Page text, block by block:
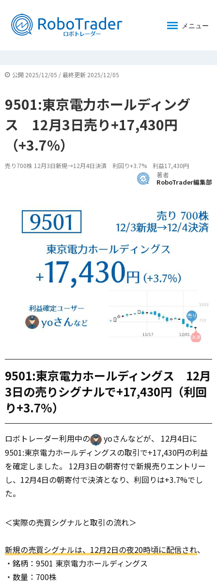
メニュー
公開 2025/12/05 / 最終更新 2025/12/05
9501:東京電力ホールディング
ス 12月3日売り+17,430円
（+3.7%）
売り700株 12月3日新規→12月4日決済 利回り+3.7% 利益17,430円
著者
RoboTrader編集部
9501:東京電力ホールディングス 12月
3日の売りシグナルで+17,430円（利回
り+3.7%）
ロボトレーダー利用中の
yoさんなどが、 12月4日に
9501:東京電力ホールディングスの取引で+17,430円の利益
を確定しました。 12月3日の朝寄付で新規売りエントリー
し、12月4日の朝寄付で決済となり、利回りは+3.7%でし
た。
＜実際の売買シグナルと取引の流れ＞
新規の売買シグナルは、12月2日の夜20時頃に配信され、
・銘柄：9501 東京電力ホールディングス
・数量：700株